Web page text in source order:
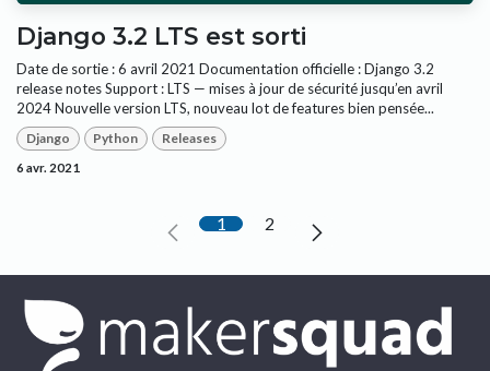
Django 3.2 LTS est sorti
Date de sortie : 6 avril 2021 Documentation officielle : Django 3.2
release notes Support : LTS — mises à jour de sécurité jusqu’en avril
2024 Nouvelle version LTS, nouveau lot de features bien pensée...
Django Python Releases
6 avr. 2021
1 2